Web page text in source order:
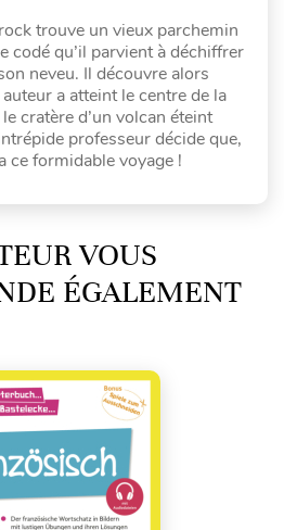
trouve un vieux parchemin
codé qu’il parvient à déchiffrer
neveu. Il découvre alors
a atteint le centre de la
cratère d’un volcan éteint
professeur décide que,
ce formidable voyage !
VOUS
ÉGALEMENT